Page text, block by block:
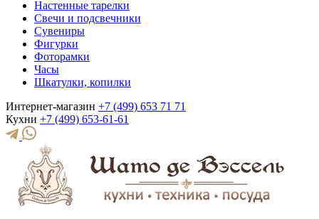
Настенные тарелки
Свечи и подсвечники
Сувениры
Фигурки
Фоторамки
Часы
Шкатулки, копилки
Интернет-магазин +7 (499) 653 71 71
Кухни +7 (499) 653-61-61